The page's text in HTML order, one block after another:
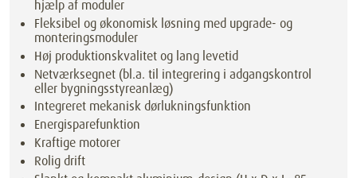
hjælp af moduler
Fleksibel og økonomisk løsning med upgrade- og
monteringsmoduler
Høj produktionskvalitet og lang levetid
Netværksegnet (bl.a. til integrering i adgangskontrol
eller bygningsstyreanlæg)
Integreret mekanisk dørlukningsfunktion
Energisparefunktion
Kraftige motorer
Rolig drift